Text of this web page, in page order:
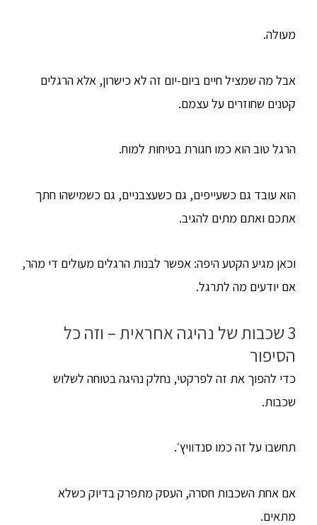
מעולה.
אבל מה שמציל חיים ביום-יום זה לא כישרון, אלא הרגלים
קטנים שחוזרים על עצמם.
הרגל טוב הוא כמו חגורת בטיחות למוח.
הוא עובד גם כשעייפים, גם כשעצבניים, גם כשמישהו חתך
אתכם ואתם מתים להגיב.
וכאן מגיע הקטע היפה: אפשר לבנות הרגלים מעולים די מהר,
אם יודעים מה לתרגל.
3 שכבות של נהיגה אחראית – וזה כל
הסיפור
כדי להפוך את זה לפרקטי, נחלק נהיגה בטוחה לשלוש
שכבות.
תחשבו על זה כמו סנדוויץ׳.
אם אחת השכבות חסרה, העסק מתפרק בדיוק כשלא
מתאים.